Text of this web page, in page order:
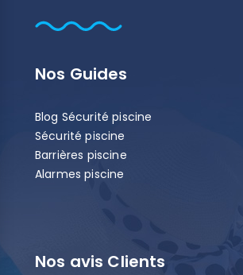
Nos Guides
Blog Sécurité piscine
Sécurité piscine
Barrières piscine
Alarmes piscine
Nos avis Clients